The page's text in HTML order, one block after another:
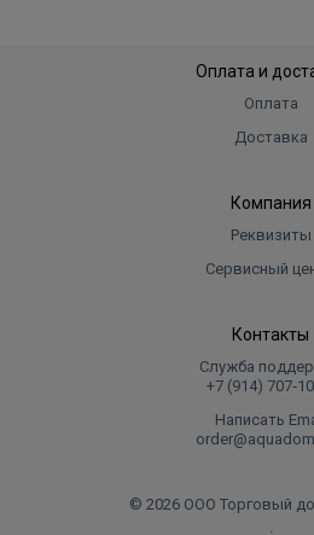
Оплата и
Оплата
Доставка
Компания
Реквизиты
Сервисный
Контакты
Служба
+7 (914)
Написать
© 2026 ООО Торговый
.